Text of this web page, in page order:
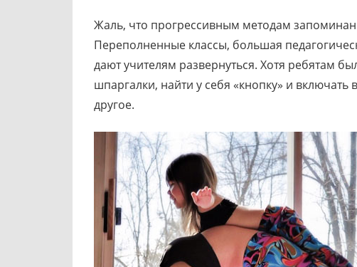
Жаль, что прогрессивным методам
Переполненные классы, большая
дают учителям развернуться. Хотя ребятам
шпаргалки, найти у себя «кнопку» и
другое.